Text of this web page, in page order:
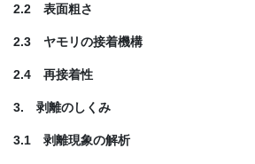
2.2 表面粗さ
2.3 ヤモリの接着機構
2.4 再接着性
3. 剥離のしくみ
3.1 剥離現象の解析